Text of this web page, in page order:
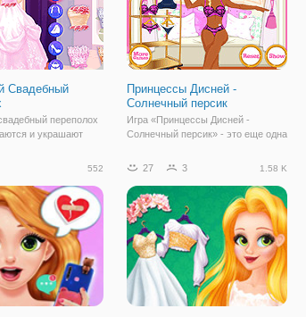
Свадебный
переполох
и украшают
свадьбе, все они
разные места,
и украсить их,
Принцессы Дисней -
Солнечный персик
Игра «Принцессы Дисней -
Солнечный персик» - это еще одна
девочкам вместе со своими
принцессами. В этот раз ваши
любимицы собираются на пляж и
ваша задача
552 27 3 1.58 K